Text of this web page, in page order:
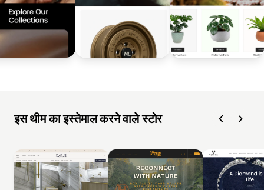
इस थीम का इस्तेमाल करने वाले स्टोर